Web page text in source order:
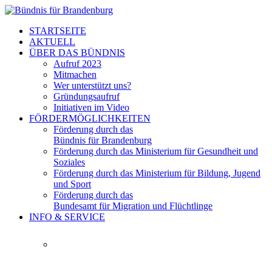
STARTSEITE
AKTUELL
ÜBER DAS BÜNDNIS
Aufruf 2023
Mitmachen
Wer unterstützt uns?
Gründungsaufruf
Initiativen im Video
FÖRDERMÖGLICHKEITEN
Förderung durch das
Bündnis für Brandenburg
Förderung durch das Ministerium für Gesundheit und
Soziales
Förderung durch das Ministerium für Bildung, Jugend
und Sport
Förderung durch das
Bundesamt für Migration und Flüchtlinge
INFO & SERVICE